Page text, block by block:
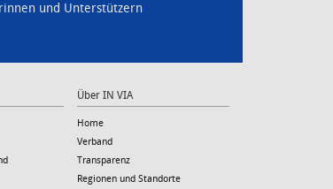
und Unterstützern
Über IN VIA
Home
Verband
Transparenz
Regionen und Standorte